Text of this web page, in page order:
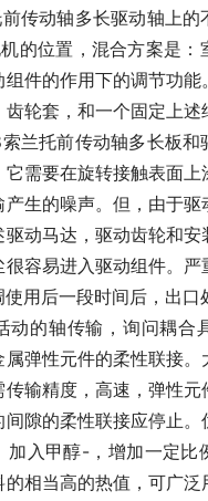
传动轴多长驱动轴上的
的位置，混合方案是：
件的作用下的调节功
轮套，和一个固定上述
兰托前传动轴多长板和
需要在旋转接触表面
产生的噪声。但，由于
动马达，驱动齿轮和安
容易进入驱动组件。严
用后一段时间后，出口
动的轴传输，询问耦合
属弹性元件的柔性联接
传输精度，高速，弹性
隙的柔性联接应停止
加入甲醇-，增加一定比
的相当高的热值，可广